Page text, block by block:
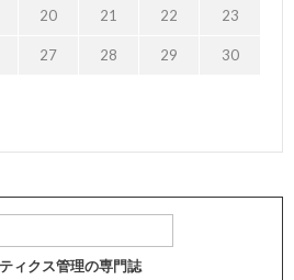
20 21 22 23
27 28 29 30
ィクス管理の専門誌